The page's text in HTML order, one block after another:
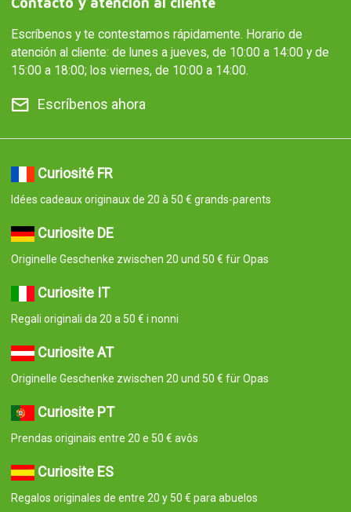
Escríbenos y te contestamos rápidamente. Horario de
atención al cliente: de lunes a jueves, de 10:00 a 14:00 y de
15:00 a 18:00; los viernes, de 10:00 a 14:00.
Escríbenos ahora
Curiosité FR
Idées cadeaux originaux de 20 à 50 € grands-parents
Curiosite DE
Originelle Geschenke zwischen 20 und 50 € für Opas
Curiosite IT
Regali originali da 20 a 50 € i nonni
Curiosite AT
Originelle Geschenke zwischen 20 und 50 € für Opas
Curiosite PT
Prendas originais entre 20 e 50 € avôs
Curiosite ES
Regalos originales de entre 20 y 50 € para abuelos